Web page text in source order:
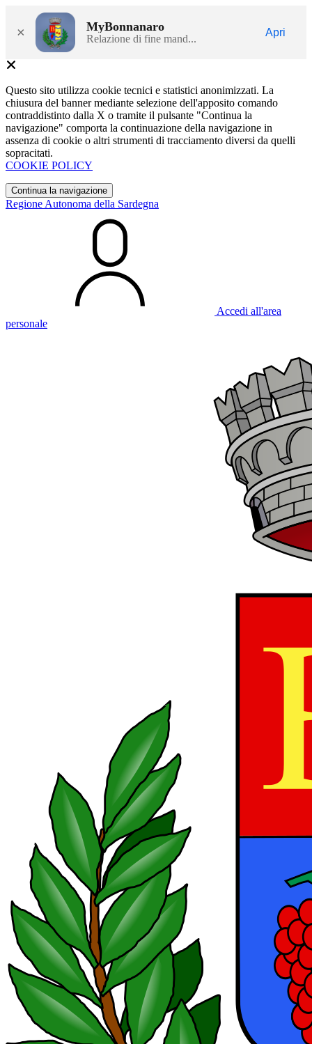
× MyBonnanaro
Relazione di fine mand...
Apri
Questo sito utilizza cookie tecnici e statistici anonimizzati. La
chiusura del banner mediante selezione dell'apposito comando
contraddistinto dalla X o tramite il pulsante "Continua la
navigazione" comporta la continuazione della navigazione in
assenza di cookie o altri strumenti di tracciamento diversi da quelli
sopracitati.
COOKIE POLICY
Continua la navigazione
Regione Autonoma della Sardegna
Accedi all'area
personale